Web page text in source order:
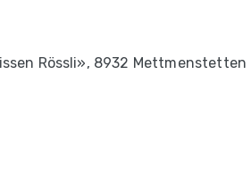
Rössli», 8932 Mettmenstetten